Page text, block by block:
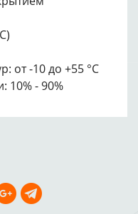
от -10 до +55 °С
10% - 90%